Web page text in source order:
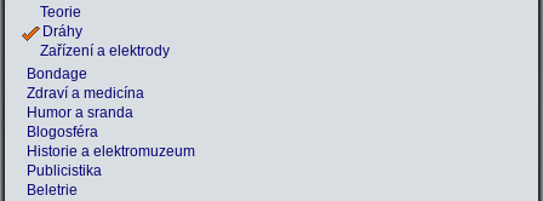
Teorie
Dráhy
Zařízení a elektrody
Bondage
Zdraví a medicína
Humor a sranda
Blogosféra
Historie a elektromuzeum
Publicistika
Beletrie